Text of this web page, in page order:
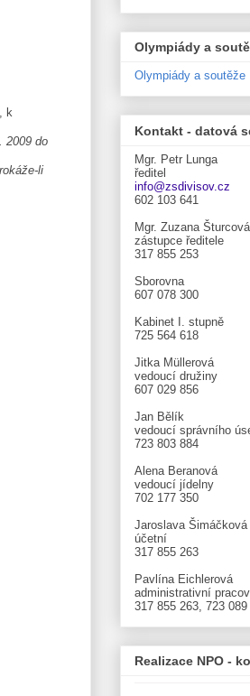
k
2009 do
li
Olympiády a
Olympiády a soutěže
Kontakt - datová
Mgr. Petr Lunga
ředitel
info@zsdivisov.cz
602 103 641
Mgr. Zuzana Šturcová
zástupce ředitele
317 855 253
Sborovna
607 078 300
Kabinet I. stupně
725 564 618
Jitka Müllerová
vedoucí družiny
607 029 856
Jan Bělík
vedoucí správního
723 803 884
Alena Beranová
vedoucí jídelny
702 177 350
Jaroslava Šimáčková
účetní
317 855 263
Pavlína Eichlerová
administrativní
317 855 263, 723 089
Realizace NPO -